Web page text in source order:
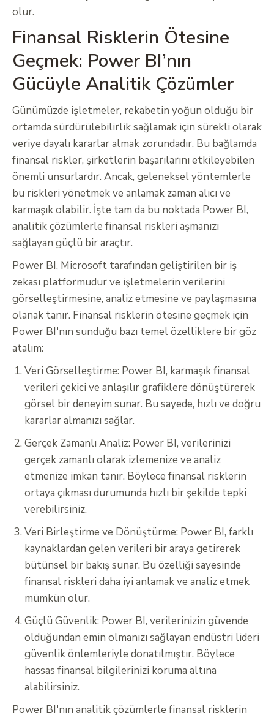
olur.
Finansal Risklerin Ötesine
Geçmek: Power BI’nın
Gücüyle Analitik Çözümler
Günümüzde işletmeler, rekabetin yoğun olduğu bir
ortamda sürdürülebilirlik sağlamak için sürekli olarak
veriye dayalı kararlar almak zorundadır. Bu bağlamda
finansal riskler, şirketlerin başarılarını etkileyebilen
önemli unsurlardır. Ancak, geleneksel yöntemlerle
bu riskleri yönetmek ve anlamak zaman alıcı ve
karmaşık olabilir. İşte tam da bu noktada Power BI,
analitik çözümlerle finansal riskleri aşmanızı
sağlayan güçlü bir araçtır.
Power BI, Microsoft tarafından geliştirilen bir iş
zekası platformudur ve işletmelerin verilerini
görselleştirmesine, analiz etmesine ve paylaşmasına
olanak tanır. Finansal risklerin ötesine geçmek için
Power BI'nın sunduğu bazı temel özelliklere bir göz
atalım:
Veri Görselleştirme: Power BI, karmaşık finansal
verileri çekici ve anlaşılır grafiklere dönüştürerek
görsel bir deneyim sunar. Bu sayede, hızlı ve doğru
kararlar almanızı sağlar.
Gerçek Zamanlı Analiz: Power BI, verilerinizi
gerçek zamanlı olarak izlemenize ve analiz
etmenize imkan tanır. Böylece finansal risklerin
ortaya çıkması durumunda hızlı bir şekilde tepki
verebilirsiniz.
Veri Birleştirme ve Dönüştürme: Power BI, farklı
kaynaklardan gelen verileri bir araya getirerek
bütünsel bir bakış sunar. Bu özelliği sayesinde
finansal riskleri daha iyi anlamak ve analiz etmek
mümkün olur.
Güçlü Güvenlik: Power BI, verilerinizin güvende
olduğundan emin olmanızı sağlayan endüstri lideri
güvenlik önlemleriyle donatılmıştır. Böylece
hassas finansal bilgilerinizi koruma altına
alabilirsiniz.
Power BI'nın analitik çözümlerle finansal risklerin